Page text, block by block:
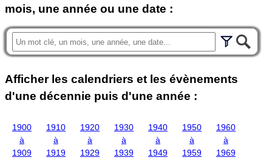
mois, une année ou une date :
Afficher les calendriers et les évènements
d'une décennie puis d'une année :
1900
à
1909
1910
à
1919
1920
à
1929
1930
à
1939
1940
à
1949
1950
à
1959
1960
à
1969